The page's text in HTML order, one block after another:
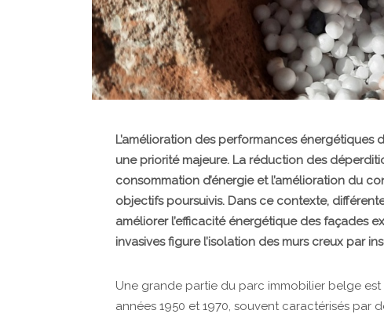
L’amélioration des performances énergétiques
une priorité majeure. La réduction des
consommation d’énergie et l’amélioration du
objectifs poursuivis. Dans ce contexte,
améliorer l’efficacité énergétique des façades
invasives figure l’isolation des murs creux par
Une grande partie du parc immobilier belge
années 1950 et 1970, souvent caractérisés par